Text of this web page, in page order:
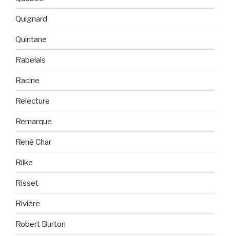
Quignard
Quintane
Rabelais
Racine
Relecture
Remarque
René Char
Rilke
Risset
Rivière
Robert Burton